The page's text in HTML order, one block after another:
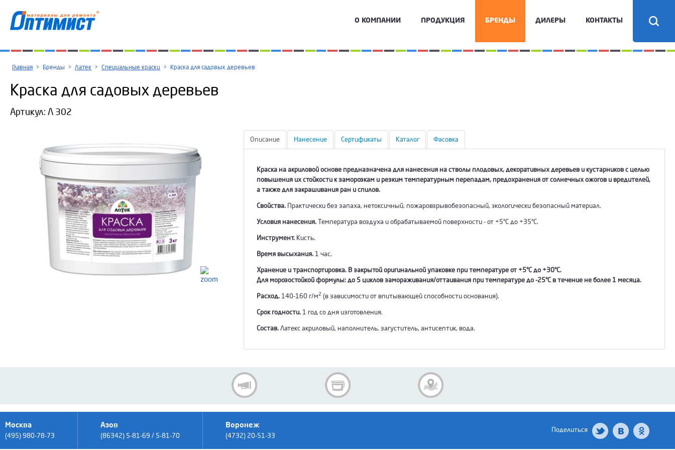
О КОМПАНИИ ПРОДУКЦИЯ БРЕНДЫ ДИЛЕРЫ КОНТАКТЫ
Главная > Бренды > Латек > Специальные краски > Краска для садовых деревьев
Краска для садовых деревьев
Артикул: Л 302
Описание Нанесение Сертификаты Каталог Фасовка
Краска на акриловой основе предназначена для нанесения на стволы плодовых, декоративных деревьев и кустарников с целью
повышения их стойкости к заморозкам и резким температурным перепадам, предохранения от солнечных ожогов и вредителей,
а также для закрашивания ран и спилов.
Свойства. Практически без запаха, нетоксичный, пожаровзрывобезопасный, экологически безопасный материал.
Условия нанесения. Температура воздуха и обрабатываемой поверхности - от +5°С до +35°С.
Инструмент. Кисть.
Время высыхания. 1 час.
Хранение и транспортировка. В закрытой оригинальной упаковке при температуре от +5°С до +30°С.
Для морозостойкой формулы: до 5 циклов замораживания/оттаивания при температуре до -25°С в течение не более 1 месяца.
Расход. 140-160 г/м2 (в зависимости от впитывающей способности основания).
Срок годности. 1 год со дня изготовления.
Состав. Латекс акриловый, наполнитель, загуститель, антисептик, вода.
Москва
(495) 980-78-73
Азов
(86342) 5-81-69 / 5-81-70
Воронеж
(4732) 20-51-33
Поделиться